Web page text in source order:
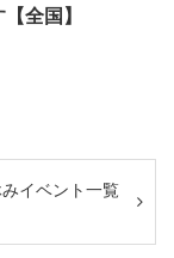
全国】
イベント一覧